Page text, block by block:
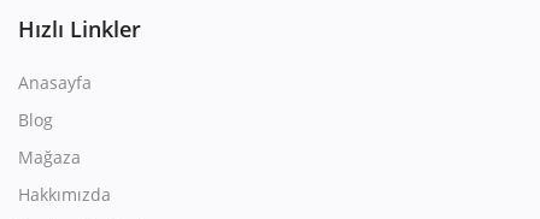
Hızlı Linkler
Anasayfa
Blog
Mağaza
Hakkımızda